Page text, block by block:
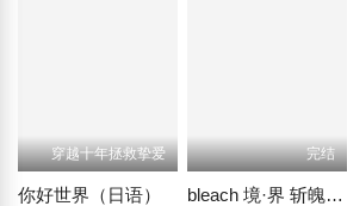
穿越十年拯救挚爱
你好世界（日语）
完结
bleach 境·界 斩魄刀异闻录